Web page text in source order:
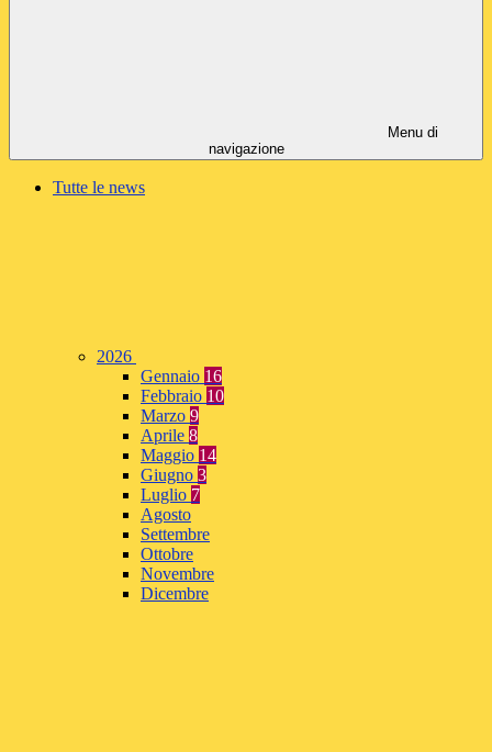
Menu di
navigazione
Tutte le news
2026
Gennaio 16
Febbraio 10
Marzo 9
Aprile 8
Maggio 14
Giugno 3
Luglio 7
Agosto
Settembre
Ottobre
Novembre
Dicembre